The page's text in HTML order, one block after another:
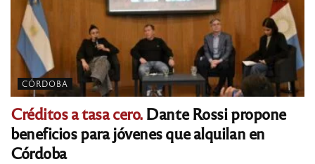
CÓRDOBA
Créditos a tasa cero.Dante Rossi propone
beneficios para jóvenes que alquilan en
Córdoba